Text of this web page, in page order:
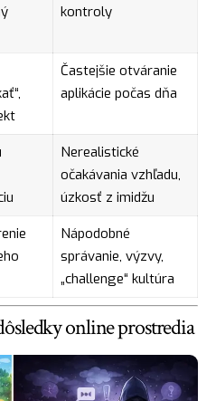
kontroly
Častejšie otváranie
aplikácie počas dňa
Nerealistické
očakávania vzhľadu,
úzkosť z imidžu
Nápodobné
správanie, výzvy,
„challenge“ kultúra
online prostredia